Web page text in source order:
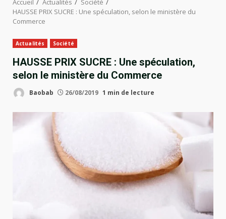
Accueil Actualités
Société
HAUSSE PRIX SUCRE : Une spéculation, selon le ministère du
Commerce
Actualités Société
HAUSSE PRIX SUCRE : Une spéculation,
selon le ministère du Commerce
Baobab 26/08/2019 1 min de lecture